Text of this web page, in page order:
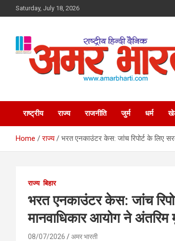
to
Saturday, July 18, 2026
Amar Bharti
Group
राष्ट्रीय राज्य राजनीति जुर्म धर्म
Home राज्य भरत एनकाउंटर केस: जांच रिपोर्ट के लिए
राज्य बिहार
भरत एनकाउंटर केस: जांच
मानवाधिकार आयोग ने अंतरिम
08/07/2026 अमर भारती